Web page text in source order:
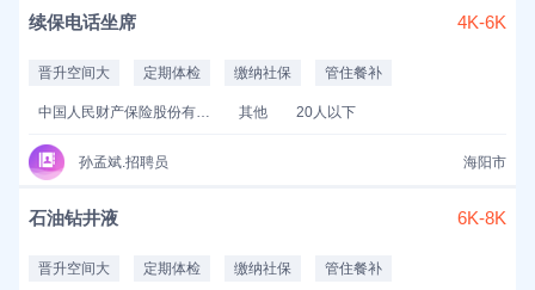
续保电话坐席 4K-6K
晋升空间大 定期体检 缴纳社保 管住餐补
中国人民财产保险股份有限公司济南市天桥支公司 其他 20人以下
孙孟斌.招聘员 海阳市
石油钻井液 6K-8K
晋升空间大 定期体检 缴纳社保 管住餐补